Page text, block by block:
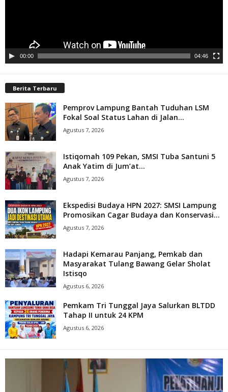
00:00 04:46
Berita Terbaru
Pemprov Lampung Bantah Tuduhan LSM
Fokal Soal Status Lahan di Jalan...
Agustus 7, 2026
Istiqomah 109 Pekan, SMSI Tuba Santuni 5
Anak Yatim di Jum’at...
Agustus 7, 2026
Ekspedisi Budaya HPN 2027: SMSI Lampung
Promosikan Cagar Budaya dan Konservasi...
Agustus 7, 2026
Hadapi Kemarau Panjang, Pemkab dan
Masyarakat Tulang Bawang Gelar Sholat
Istisqo
Agustus 6, 2026
Pemkam Tri Tunggal Jaya Salurkan BLTDD
Tahap II untuk 24 KPM
Agustus 6, 2026